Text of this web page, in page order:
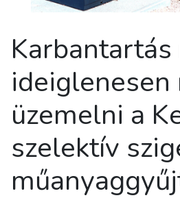
ideiglenesen
üzemelni a
szelektív